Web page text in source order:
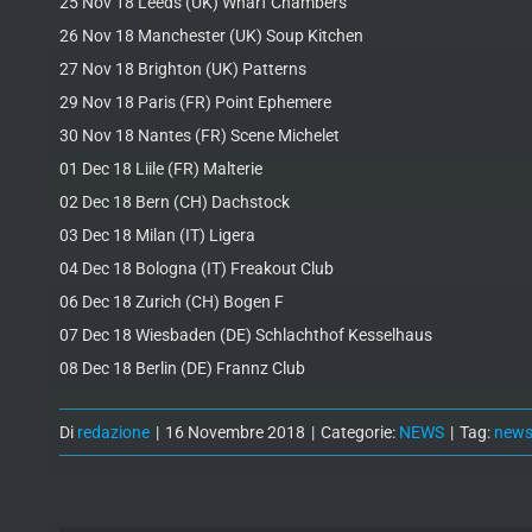
26 Nov 18 Manchester (UK) Soup Kitchen
27 Nov 18 Brighton (UK) Patterns
29 Nov 18 Paris (FR) Point Ephemere
30 Nov 18 Nantes (FR) Scene Michelet
01 Dec 18 Liile (FR) Malterie
02 Dec 18 Bern (CH) Dachstock
03 Dec 18 Milan (IT) Ligera
04 Dec 18 Bologna (IT) Freakout Club
06 Dec 18 Zurich (CH) Bogen F
07 Dec 18 Wiesbaden (DE) Schlachthof Kesselhaus
08 Dec 18 Berlin (DE) Frannz Club
Di redazione | 16 Novembre 2018 | Categorie: NEWS | Tag: news